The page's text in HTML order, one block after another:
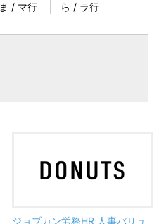
ま / マ行 ら / ラ行
ジョブカン労務HR 人事バリュ